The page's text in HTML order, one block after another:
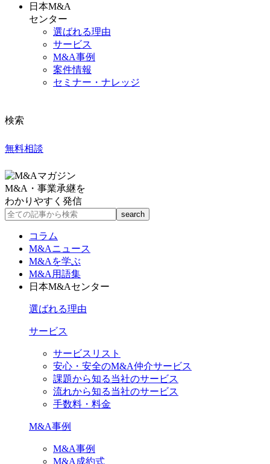
日本M&A
センター
選ばれる理由
サービス
M&A事例
案件情報
セミナー・ナレッジ
検索
無料相談
M&A・事業承継を
わかりやすく発信
コラム
M&Aニュース
M&Aを学ぶ
M&A用語集
日本M&Aセンター
選ばれる理由
サービス
サービスリスト
安心・安全のM&A仲介サービス
課題から知る当社のサービス
流れから知る当社のサービス
手数料・料金
M&A事例
M&A事例
M&A成約式